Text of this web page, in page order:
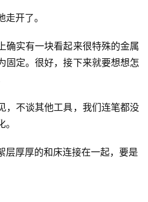
开了。
确实有一块看起来很特殊的金属
固定。很好，接下来就要想想怎
，不谈其他工具，我们连笔都没
层厚厚的和床连接在一起，要是